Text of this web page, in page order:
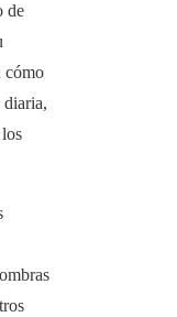
de
cómo